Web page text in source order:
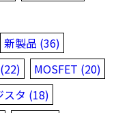
新製品 (36)
MOSFET (20)
スタ (18)